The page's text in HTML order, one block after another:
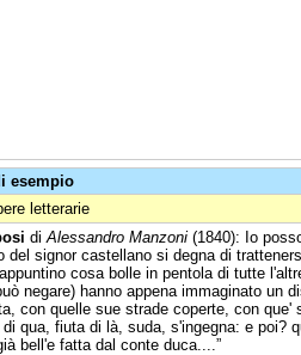
esempio
letterarie
di Alessandro Manzoni (1840): Io
del signor castellano si degna di
cosa bolle in pentola di tutte
negare) hanno appena immaginato un
con quelle sue strade coperte, con
qua, fiuta di là, suda, s'ingegna: e poi?
bell'e fatta dal conte duca....”